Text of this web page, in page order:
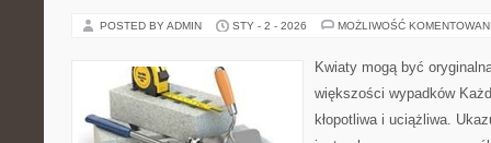
POSTED BY ADMIN STY - 2 - 2026 MOŻLIWOŚĆ
Kwiaty mogą być
większości wypadków
kłopotliwa i uciążliwa.